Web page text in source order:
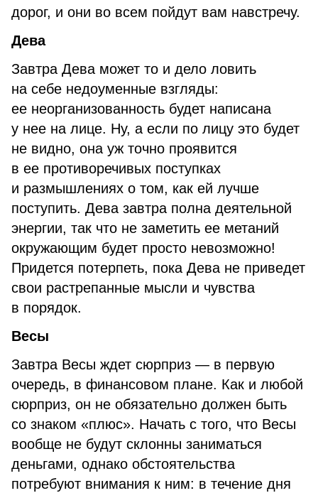
дорог, и они во всем пойдут вам навстречу.
Дева
Завтра Дева может то и дело ловить
на себе недоуменные взгляды:
ее неорганизованность будет написана
у нее на лице. Ну, а если по лицу это будет
не видно, она уж точно проявится
в ее противоречивых поступках
и размышлениях о том, как ей лучше
поступить. Дева завтра полна деятельной
энергии, так что не заметить ее метаний
окружающим будет просто невозможно!
Придется потерпеть, пока Дева не приведет
свои растрепанные мысли и чувства
в порядок.
Весы
Завтра Весы ждет сюрприз — в первую
очередь, в финансовом плане. Как и любой
сюрприз, он не обязательно должен быть
со знаком «плюс». Начать с того, что Весы
вообще не будут склонны заниматься
деньгами, однако обстоятельства
потребуют внимания к ним: в течение дня